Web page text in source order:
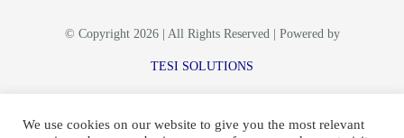
© Copyright 2026 | All Rights Reserved | Powered by
TESI SOLUTIONS
We use cookies on our website to give you the most relevant